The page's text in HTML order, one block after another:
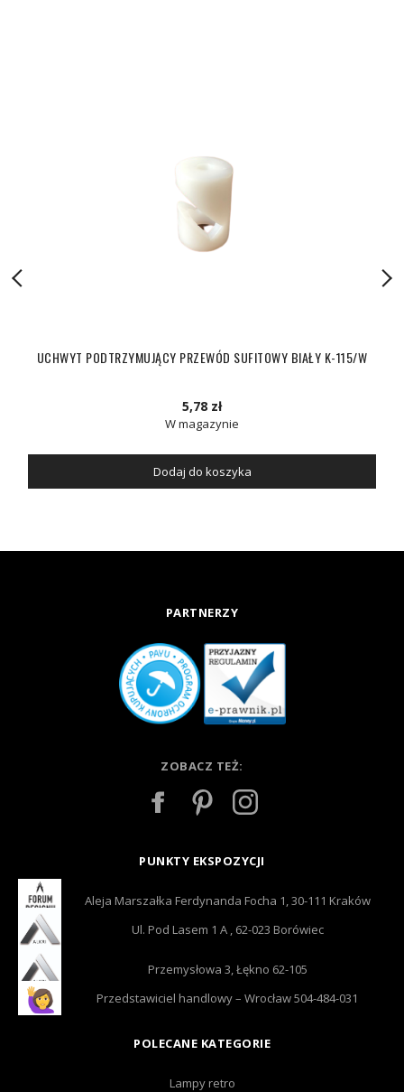
UCHWYT PODTRZYMUJĄCY PRZEWÓD SUFITOWY BIAŁY K-115/W
5,78 zł
W magazynie
Dodaj do koszyka
PARTNERZY
ZOBACZ TEŻ:
PUNKTY EKSPOZYCJI
Aleja Marszałka Ferdynanda Focha 1, 30-111 Kraków
Ul. Pod Lasem 1 A , 62-023 Borówiec
Przemysłowa 3, Łękno 62-105
Przedstawiciel handlowy – Wrocław 504-484-031
POLECANE KATEGORIE
Lampy retro